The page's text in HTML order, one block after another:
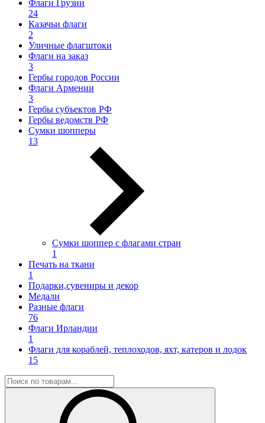
Флаги Грузии
24
Казачьи флаги
2
Уличные флагштоки
Флаги на заказ
3
Гербы городов России
Флаги Армении
3
Гербы субъектов РФ
Гербы ведомств РФ
Сумки шопперы
13
Сумки шоппер с флагами стран
1
Печать на ткани
1
Подарки,сувениры и декор
Медали
Разные флаги
76
Флаги Ирландии
1
Флаги для кораблей, теплоходов, яхт, катеров и лодок
15